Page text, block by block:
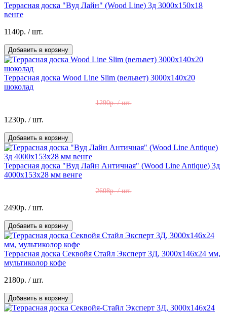
Террасная доска "Вуд Лайн" (Wood Line) 3д 3000х150х18
венге
1140р. / шт.
Добавить в корзину
Террасная доска Wood Line Slim (вельвет) 3000х140х20
шоколад
1290р. / шт.
1230р. / шт.
Добавить в корзину
Террасная доска "Вуд Лайн Античная" (Wood Line Antique) 3д
4000х153х28 мм венге
2608р. / шт.
2490р. / шт.
Добавить в корзину
Террасная доска Секвойя Стайл Эксперт 3Д, 3000х146х24 мм,
мультиколор кофе
2180р. / шт.
Добавить в корзину